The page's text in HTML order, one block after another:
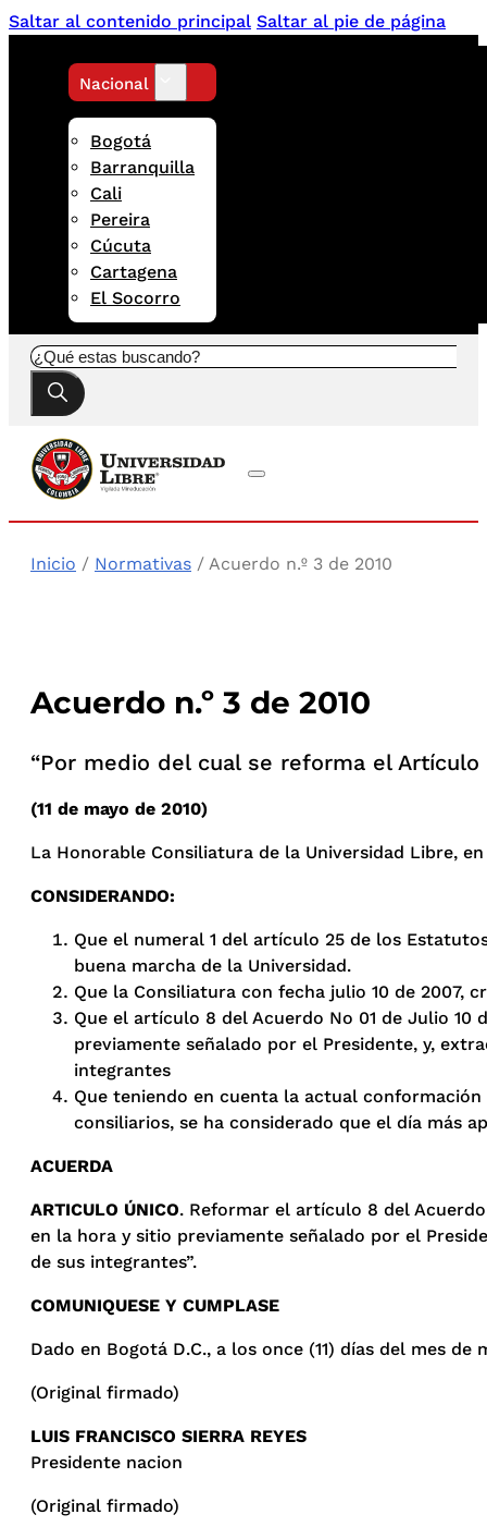
Saltar al contenido principal Saltar al pie de página
Nacional
Bogotá
Barranquilla
Cali
Pereira
Cúcuta
Cartagena
El Socorro
Buscar
Inicio / Normativas / Acuerdo n.º 3 de 2010
Acuerdo n.º 3 de 2010
“Por medio del cual se reforma el
(11 de mayo de 2010)
La Honorable Consiliatura de la Universidad Libre,
CONSIDERANDO:
Que el numeral 1 del artículo 25 de los
buena marcha de la Universidad.
Que la Consiliatura con fecha julio 10 de 2007,
Que el artículo 8 del Acuerdo No 01 de Julio
previamente señalado por el Presidente, y,
integrantes
Que teniendo en cuenta la actual
consiliarios, se ha considerado que el día más
ACUERDA
ARTICULO ÚNICO. Reformar el artículo 8 del
en la hora y sitio previamente señalado por el
de sus integrantes”.
COMUNIQUESE Y CUMPLASE
Dado en Bogotá D.C., a los once (11) días del mes de
(Original firmado)
LUIS FRANCISCO SIERRA REYES
Presidente nacion
(Original firmado)